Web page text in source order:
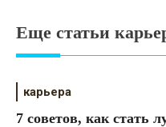
Еще статьи
карьера
7 советов, как стать